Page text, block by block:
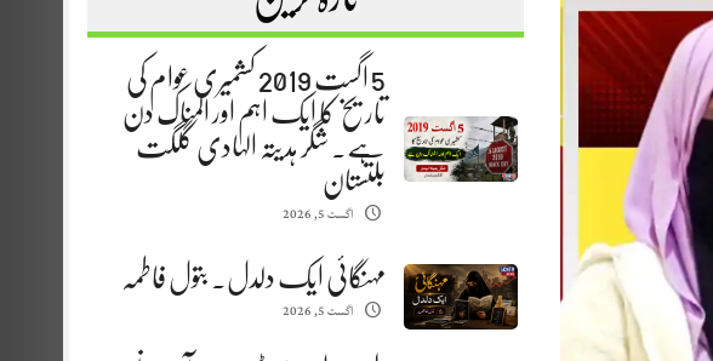
5 اگست 2019 کشمیری عوام کی
تاریخ کا ایک اہم اور المناک دن
ہے. شگر ہدیتہ الہادی گلگت
بلتستان
اگست 5, 2026
مہنگائی ایک دلدل. بتول فاطمہ
اگست 5, 2026